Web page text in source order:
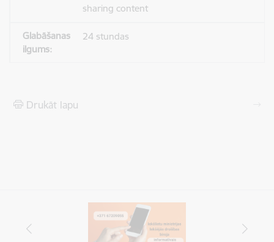
sharing content
24 stundas
Drukāt lapu